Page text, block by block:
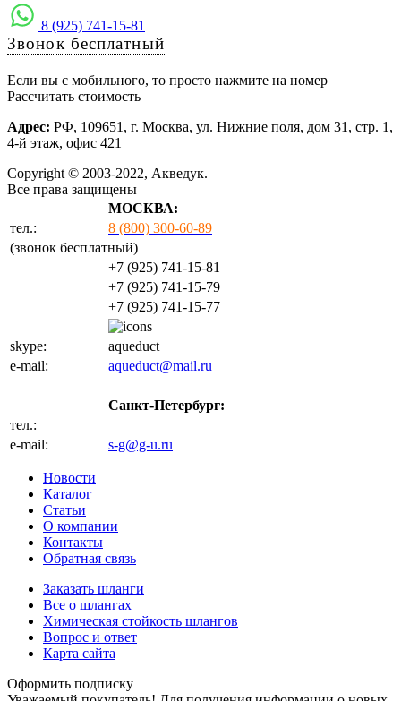
8 (925) 741-15-81
Звонок бесплатный
Если вы с мобильного, то просто нажмите на номер
Рассчитать стоимость
Адрес: РФ, 109651, г. Москва, ул. Нижние поля, дом 31, стр. 1,
4-й этаж, офис 421
Copyright © 2003-2022, Акведук.
Все права защищены
МОСКВА:
тел.:
8 (800) 300-60-89
(звонок бесплатный)
+7 (925) 741-15-81
+7 (925) 741-15-79
+7 (925) 741-15-77
skype:
aqueduct
e-mail:
aqueduct@mail.ru
Санкт-Петербург:
тел.:
e-mail:
s-g@g-u.ru
Новости
Каталог
Статьи
О компании
Контакты
Обратная связь
Заказать шланги
Все о шлангах
Химическая стойкость шлангов
Вопрос и ответ
Карта сайта
Оформить подписку